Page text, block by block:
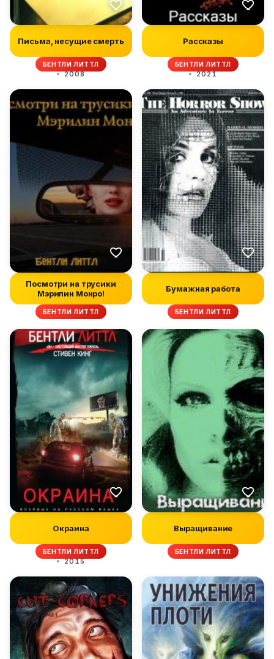
Письма, несущие смерть
БЕНТЛИ ЛИТТЛ
2008
Рассказы
БЕНТЛИ ЛИТТЛ
2021
Посмотри на трусики
Мэрилин Монро!
БЕНТЛИ ЛИТТЛ
Бумажная работа
БЕНТЛИ ЛИТТЛ
Окраина
БЕНТЛИ ЛИТТЛ
2015
Выращивание
БЕНТЛИ ЛИТТЛ